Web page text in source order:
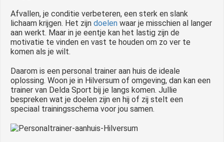
Afvallen, je conditie verbeteren, een sterk en slank
lichaam krijgen. Het zijn doelen waar je misschien al langer
aan werkt. Maar in je eentje kan het lastig zijn de
motivatie te vinden en vast te houden om zo ver te
komen als je wilt.
Daarom is een personal trainer aan huis de ideale
oplossing. Woon je in Hilversum of omgeving, dan kan een
trainer van Delda Sport bij je langs komen. Jullie
bespreken wat je doelen zijn en hij of zij stelt een
speciaal trainingsschema voor jou samen.